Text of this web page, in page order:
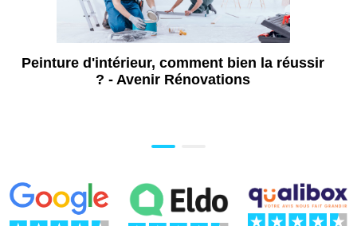
Travaux de dallage extérieur à Limoges
Traitement de l'humidité à Limoges (87)
Peinture d'intérieur, comment bien la réussir
? - Avenir Rénovations